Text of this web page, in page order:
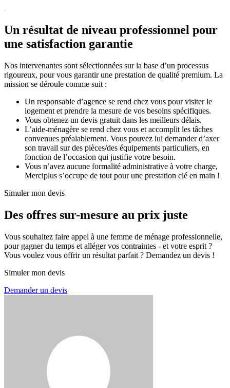
Un résultat de niveau professionnel pour
une satisfaction garantie
Nos intervenantes sont sélectionnées sur la base d’un processus
rigoureux, pour vous garantir une prestation de qualité premium. La
mission se déroule comme suit :
Un responsable d’agence se rend chez vous pour visiter le
logement et prendre la mesure de vos besoins spécifiques.
Vous obtenez un devis gratuit dans les meilleurs délais.
L’aide-ménagère se rend chez vous et accomplit les tâches
convenues préalablement. Vous pouvez lui demander d’axer
son travail sur des pièces/des équipements particuliers, en
fonction de l’occasion qui justifie votre besoin.
Vous n’avez aucune formalité administrative à votre charge,
Merciplus s’occupe de tout pour une prestation clé en main !
Simuler mon devis
Des offres sur-mesure au prix juste
Vous souhaitez faire appel à une femme de ménage professionnelle,
pour gagner du temps et alléger vos contraintes - et votre esprit ?
Vous voulez vous offrir un résultat parfait ? Demandez un devis !
Simuler mon devis
Demander un devis